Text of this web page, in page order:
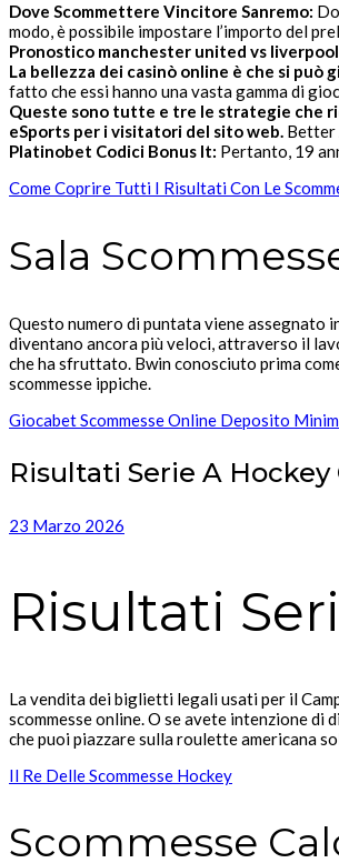
Dove Scommettere Vincitore Sanremo:
modo, è possibile impostare l’importo del
Pronostico manchester united vs
La bellezza dei casinò online è che si
fatto che essi hanno una vasta gamma di
Queste sono tutte e tre le strategie che
eSports per i visitatori del sito web. Better
Platinobet Codici Bonus It: Pertanto, 19
Come Coprire Tutti I Risultati Con Le
Sala
Questo numero di puntata viene assegnato
diventano ancora più veloci, attraverso il
che ha sfruttato. Bwin conosciuto prima
scommesse ippiche.
Giocabet Scommesse Online Deposito
Risultati Serie A
23 Marzo 2026
Risultati
La vendita dei biglietti legali usati per il
scommesse online. O se avete intenzione
che puoi piazzare sulla roulette americana
Il Re Delle Scommesse Hockey
Scommesse